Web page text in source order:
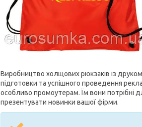
Виробництво холщових рюкзаків із
підготовки та успішного проведення
особливо промоутерам. Їм вони потрібні
презентувати новинки вашої фірми.